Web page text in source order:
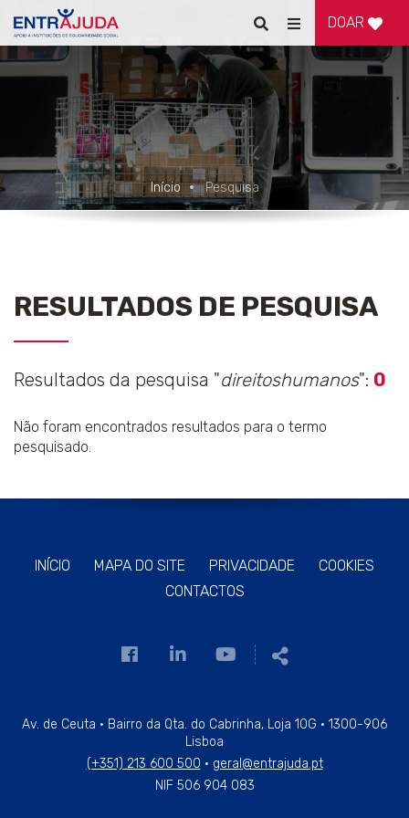
Pesquisar
Alternar
navegação
DOAR
Início Pesquisa
RESULTADOS DE PESQUISA
Resultados da pesquisa "direitoshumanos": 0
Não foram encontrados resultados para o termo
pesquisado.
INÍCIO MAPA DO SITE PRIVACIDADE
COOKIES
CONTACTOS
Link
página
de
Facebook
Link
página
de
Linkedin
Link
página
de
Youtube
Av. de Ceuta · Bairro da Qta. do Cabrinha, Loja 10G · 1300-906
Lisboa
(+351) 213 600 500 · geral@entrajuda.pt
NIF 506 904 083